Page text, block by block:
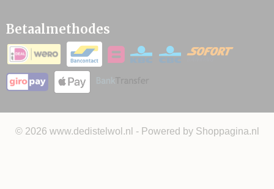
Betaalmethodes
© 2026 www.dedistelwol.nl - Powered by Shoppagina.nl